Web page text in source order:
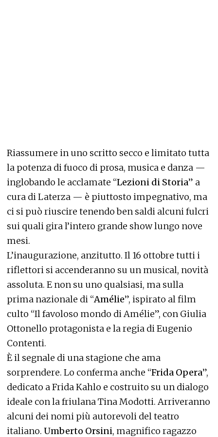
Riassumere in uno scritto secco e limitato tutta
la potenza di fuoco di prosa, musica e danza —
inglobando le acclamate “Lezioni di Storia” a
cura di Laterza — è piuttosto impegnativo, ma
ci si può riuscire tenendo ben saldi alcuni fulcri
sui quali gira l’intero grande show lungo nove
mesi.
L’inaugurazione, anzitutto. Il 16 ottobre tutti i
riflettori si accenderanno su un musical, novità
assoluta. E non su uno qualsiasi, ma sulla
prima nazionale di “Amélie”, ispirato al film
culto “Il favoloso mondo di Amélie”, con Giulia
Ottonello protagonista e la regia di Eugenio
Contenti.
È il segnale di una stagione che ama
sorprendere. Lo conferma anche “Frida Opera”,
dedicato a Frida Kahlo e costruito su un dialogo
ideale con la friulana Tina Modotti. Arriveranno
alcuni dei nomi più autorevoli del teatro
italiano. Umberto Orsini, magnifico ragazzo